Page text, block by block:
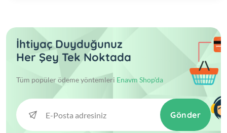
İhtiyaç Duyduğunuz
Her Şey Tek Noktada
Tüm popüler ödeme yöntemleri Enavm Shop'da
Gönder